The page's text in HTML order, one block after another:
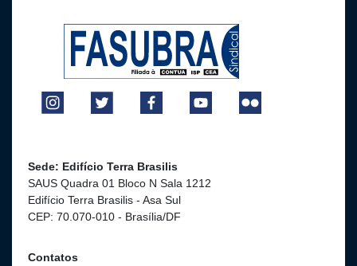
Sede: Edifício Terra Brasilis
SAUS Quadra 01 Bloco N Sala 1212
Edifício Terra Brasilis - Asa Sul
CEP: 70.070-010 - Brasília/DF
Contatos